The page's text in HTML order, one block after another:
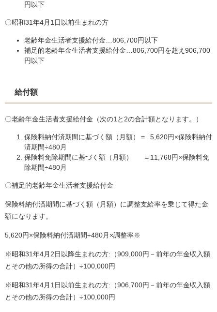
円以下
〇昭和31年4月1日以前生まれの方
老齢年金生活者支援給付金…806,700円以下
補足的老齢年金生活者支援給付金…806,700円を超え906,700
円以下
給付額
〇老齢年金生活者支援給付金（次の1と2の合計額となります。）
保険料納付済期間に基づく額（月額）＝ 5,620円×保険料納付
済期間÷480月
保険料免除期間に基づく額（月額） ＝11,768円×保険料免
除期間÷480月
〇補足的老齢年金生活者支援給付金
保険料納付済期間に基づく額（月額）に調整支給率を乗じて得た金
額になります。
5,620円×保険料納付済期間÷480月×調整率※
※昭和31年4月2日以降生まれの方:（909,000円－前年の年金収入額
とその他の所得の合計）÷100,000円
※昭和31年4月1日以前生まれの方:（906,700円－前年の年金収入額
とその他の所得の合計）÷100,000円